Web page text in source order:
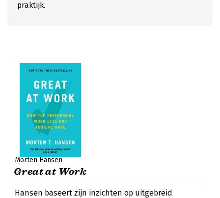
praktijk.
Morten Hansen
Great at Work
Hansen baseert zijn inzichten op uitgebreid